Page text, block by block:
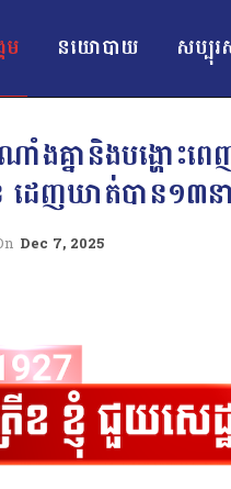
ម នយោបាយ សប្បុ
គ្នានិងបង្ហោះព
េញឃាត់បាន១៣
Dec 7, 2025